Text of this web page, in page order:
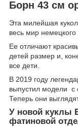
Борн 43 см
Эта милейшая
весь мир
Ее отличают
детей размер и,
все дети.
В 2019 году
выпустил модели
Теперь они
У новой куклы
фатиновой